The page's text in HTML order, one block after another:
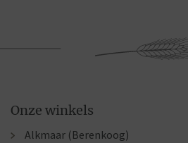
Onze winkels
Alkmaar (Berenkoog)